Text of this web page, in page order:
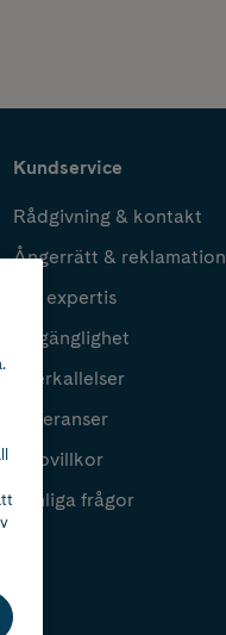
Kundservice
Rådgivning & kontakt
Ångerrätt & reklamation
Vår expertis
Tillgänglighet
Återkallelser
Leveranser
Köpvillkor
Vanliga frågor